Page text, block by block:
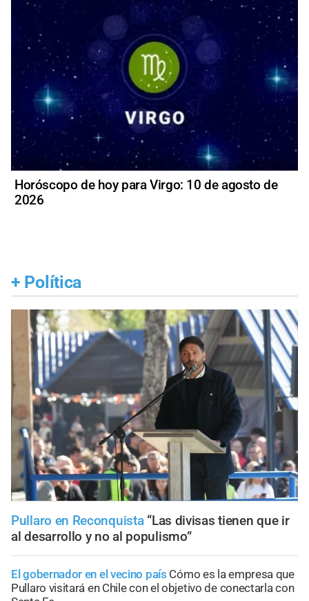
Horóscopo de hoy para Virgo: 10 de agosto de
2026
+ Política
Pullaro en Reconquista “Las divisas tienen que ir
al desarrollo y no al populismo”
El gobernador en el vecino país Cómo es la empresa que
Pullaro visitará en Chile con el objetivo de conectarla con